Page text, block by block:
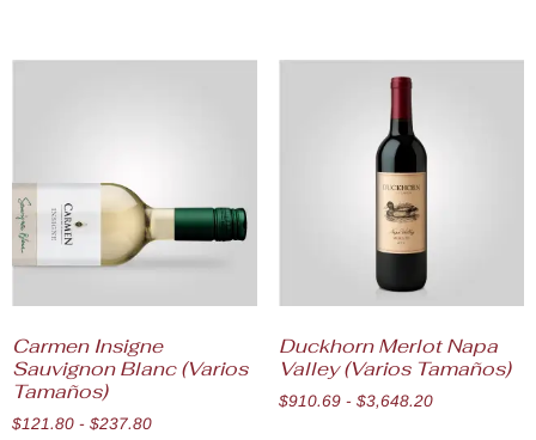
Carmen Insigne
Sauvignon Blanc (Varios
Tamaños)
$121.80 - $237.80
Duckhorn Merlot Napa
Valley (Varios Tamaños)
$910.69 - $3,648.20